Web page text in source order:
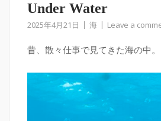
Under Water
2025年4月21日 海 Leave a
昔、散々仕事で見てきた海の中。